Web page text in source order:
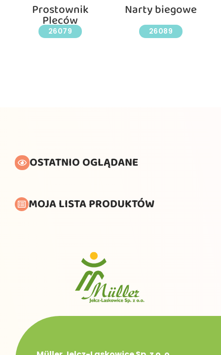
Prostownik
Pleców
26079
Narty biegowe
26089
OSTATNIO OGLĄDANE
MOJA LISTA PRODUKTÓW